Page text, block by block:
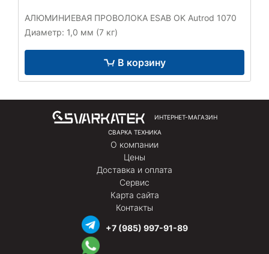
АЛЮМИНИЕВАЯ ПРОВОЛОКА ESAB OK Autrod 1070
Диаметр: 1,0 мм (7 кг)
В корзину
ИНТЕРНЕТ-МАГАЗИН
СВАРКА ТЕХНИКА
О компании
Цены
Доставка и оплата
Сервис
Карта сайта
Контакты
+7 (985) 997-91-89